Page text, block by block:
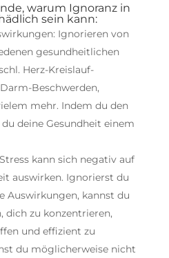
warum Ignoranz in
sein kann:
Ignorieren von
gesundheitlichen
Herz-Kreislauf-
Beschwerden,
mehr. Indem du den
deine Gesundheit einem
kann sich negativ auf
auswirken. Ignorierst du
Auswirkungen, kannst du
dich zu konzentrieren,
und effizient zu
du möglicherweise nicht